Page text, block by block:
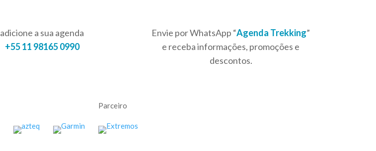
adicione a sua agenda
+55 11 98165 0990
Envie por WhatsApp “Agenda Trekking”
e receba informações, promoções e
descontos.
Parceiro